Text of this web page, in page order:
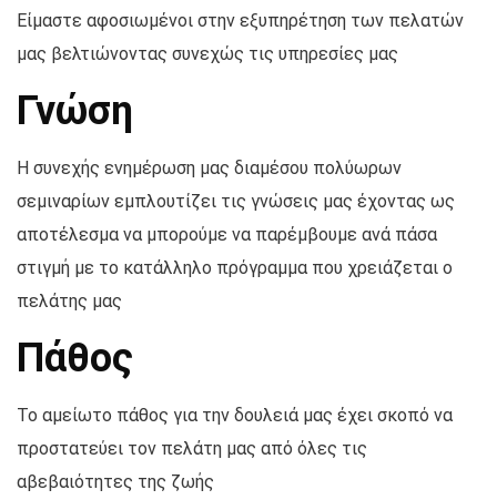
Είμαστε αφοσιωμένοι στην εξυπηρέτηση των πελατών
μας βελτιώνοντας συνεχώς τις υπηρεσίες μας
Γνώση
Η συνεχής ενημέρωση μας διαμέσου πολύωρων
σεμιναρίων εμπλουτίζει τις γνώσεις μας έχοντας ως
αποτέλεσμα να μπορούμε να παρέμβουμε ανά πάσα
στιγμή με το κατάλληλο πρόγραμμα που χρειάζεται ο
πελάτης μας
Πάθος
Το αμείωτο πάθος για την δουλειά μας έχει σκοπό να
προστατεύει τον πελάτη μας από όλες τις
αβεβαιότητες της ζωής